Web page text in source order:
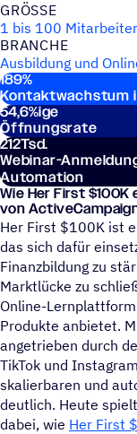
GRÖSSE
1 bis 100 Mitarbeiter
BRANCHE
Ausbildung und
Haupt­sta­tis­ti­ken
189%
Kontaktwachstum
54,6%ige
Öffnungsrate
212Tsd.
Webinar-
Automation
Wie Her First
von
Her First $100K ist
das sich dafür
Finanzbildung zu
Marktlücke zu
Online-
Produkte anbietet.
angetrieben durch
TikTok und
skalierbaren und
deutlich. Heute
dabei, wie Her First